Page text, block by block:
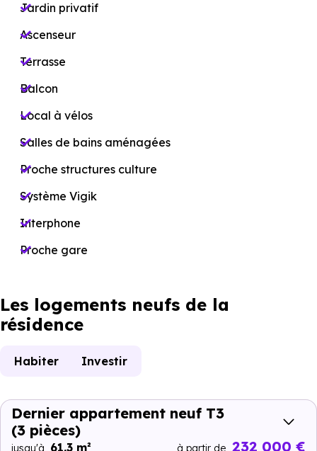
Jardin privatif
Ascenseur
Terrasse
Balcon
Local à vélos
Salles de bains aménagées
Proche structures culture
Système Vigik
Interphone
Proche gare
Les logements neufs de la
résidence
Habiter Investir
Dernier appartement neuf T3
(3 pièces)
jusqu'à 61.3 m² à partir de 232 000 €